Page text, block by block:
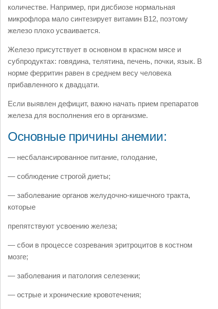
количестве. Например, при дисбиозе нормальная
микрофлора мало синтезирует витамин В12, поэтому
железо плохо усваивается.
Железо присутствует в основном в красном мясе и
субпродуктах: говядина, телятина, печень, почки, язык. В
норме ферритин равен в среднем весу человека
прибавленного к двадцати.
Если выявлен дефицит, важно начать прием препаратов
железа для восполнения его в организме.
Основные причины анемии:
— несбалансированное питание, голодание,
— соблюдение строгой диеты;
— заболевание органов желудочно-кишечного тракта,
которые
препятствуют усвоению железа;
— сбои в процессе созревания эритроцитов в костном
мозге;
— заболевания и патология селезенки;
— острые и хронические кровотечения;